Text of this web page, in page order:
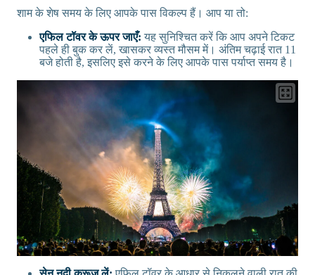
शाम के शेष समय के लिए आपके पास विकल्प हैं। आप या तो:
एफिल टॉवर के ऊपर जाएँ:यह सुनिश्चित करें कि आप अपने टिकट
पहले ही बुक कर लें, खासकर व्यस्त मौसम में। अंतिम चढ़ाई रात 11
बजे होती है, इसलिए इसे करने के लिए आपके पास पर्याप्त समय है।